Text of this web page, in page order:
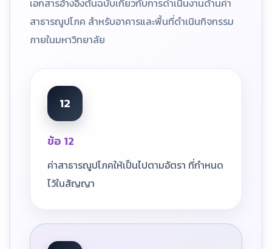
เอกสารอ้างอิงต้นฉบับเกี่ยวกับการดำเนินงานด้านค่า
สาธารณูปโภค สำหรับอาคารและพื้นที่ดำเนินกิจกรรม
ภายในมหาวิทยาลัย
12
ข้อ 12
ค่าสาธารณูปโภคให้เป็นไปตามอัตรา ที่กำหนด
ไว้ในสัญญา